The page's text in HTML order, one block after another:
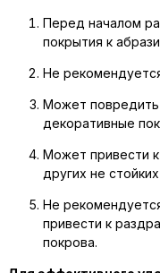
Перед началом
покрытия к
Не
Может повредить
декоративные
Может привести
других не
Не
привести к
покрова.